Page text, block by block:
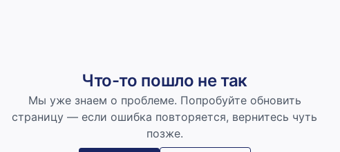
Что-то пошло не так
Мы уже знаем о проблеме. Попробуйте обновить
страницу — если ошибка повторяется, вернитесь чуть
позже.